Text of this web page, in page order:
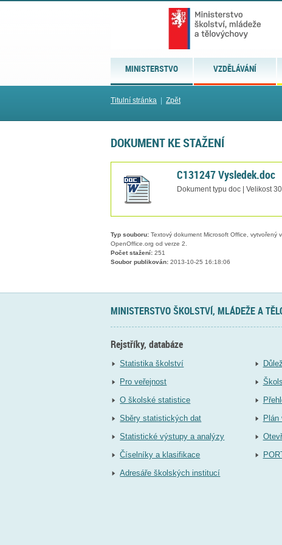
MINISTERSTVO VZDĚLÁVÁNÍ
Titulní stránka Zpět
DOKUMENT KE STAŽENÍ
C131247 Vysledek.doc
Dokument typu doc | Velikost
Typ souboru: Textový dokument Microsoft Office, vytvořený
OpenOffice.org od verze 2.
Počet stažení: 251
Soubor publikován: 2013-10-25 16:18:06
MINISTERSTVO ŠKOLSTVÍ, MLÁDEŽE A
Rejstříky, databáze
Statistika školství
Pro veřejnost
O školské statistice
Sběry statistických dat
Statistické výstupy a analýzy
Číselníky a klasifikace
Adresáře školských institucí
Plán